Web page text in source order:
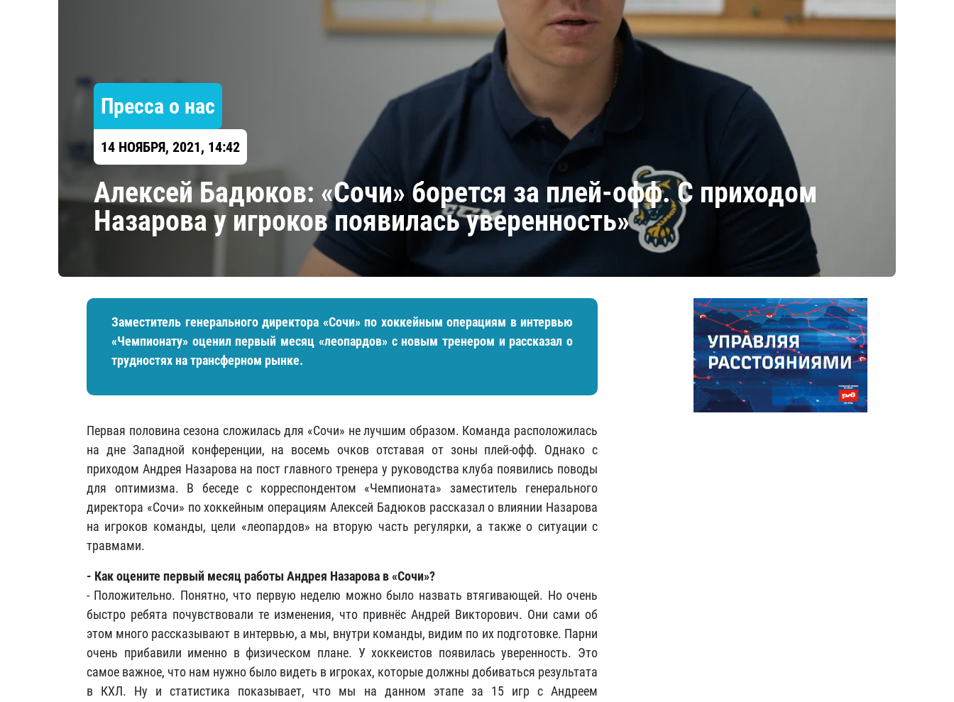
Барыс
Пресса о нас
14 НОЯБРЯ, 2021, 14:42
Алексей Бадюков: «Сочи» борется за плей-офф. С приходом
Назарова у игроков появилась уверенность»
Заместитель генерального директора «Сочи» по хоккейным операциям в интервью
«Чемпионату» оценил первый месяц «леопардов» с новым тренером и рассказал о
трудностях на трансферном рынке.
Первая половина сезона сложилась для «Сочи» не лучшим образом. Команда расположилась
на дне Западной конференции, на восемь очков отставая от зоны плей-офф. Однако с
приходом Андрея Назарова на пост главного тренера у руководства клуба появились поводы
для оптимизма. В беседе с корреспондентом «Чемпионата» заместитель генерального
директора «Сочи» по хоккейным операциям Алексей Бадюков рассказал о влиянии Назарова
на игроков команды, цели «леопардов» на вторую часть регулярки, а также о ситуации с
травмами.
- Как оцените первый месяц работы Андрея Назарова в «Сочи»?
- Положительно. Понятно, что первую неделю можно было назвать втягивающей. Но очень
быстро ребята почувствовали те изменения, что привнёс Андрей Викторович. Они сами об
этом много рассказывают в интервью, а мы, внутри команды, видим по их подготовке. Парни
очень прибавили именно в физическом плане. У хоккеистов появилась уверенность. Это
самое важное, что нам нужно было видеть в игроках, которые должны добиваться результата
в КХЛ. Ну и статистика показывает, что мы на данном этапе за 15 игр с Андреем